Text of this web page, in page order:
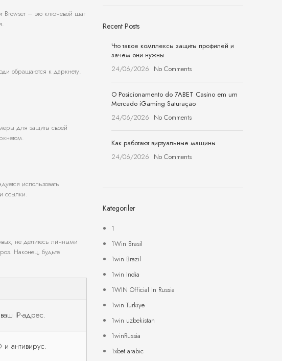
Browser – это ключевой шаг
обращаются к даркнету.
для защиты своей
использовать
ссылки.
не делитесь личными
Наконец, будьте
IP-адрес.
антивирус.
Recent Posts
Что такое комплексы защиты профилей и
зачем они нужны
24/06/2026 No Comments
O Posicionamento do 7ABET Casino em um
Mercado iGaming Saturação
24/06/2026 No Comments
Как работают виртуальные машины
24/06/2026 No Comments
Kategoriler
1
1Win Brasil
1win Brazil
1win India
1WIN Official In Russia
1win Turkiye
1win uzbekistan
1winRussia
1xbet arabic